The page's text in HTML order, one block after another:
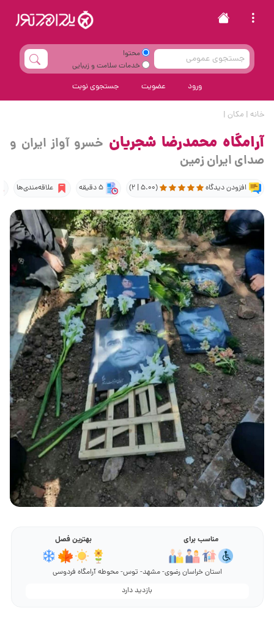
محتوا
خدمات سلامت و زیبایی
ورود عضویت جستجوی نوبت
خانه | مکان |
آرامگاه محمدرضا شجریان خسرو آواز ایران و
صدای ایران زمین
افزودن دیدگاه (5.00 | 2) 5 دقیقه علاقه‌مندی‌ها
مناسب برای بهترین فصل
استان خراسان رضوی- مشهد- توس- محوطه آرامگاه فردوسی
بازدید دارد